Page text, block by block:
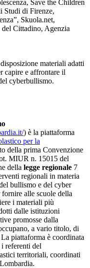
Save the Children
Studi di Firenze,
Skuola.net,
Cittadino, Agenzia
materiali adatti
capire e affrontare il
cyberbullismo.
) è la piattaforma
per la
della prima Convenzione
MIUR n. 15015 del
della legge regionale 7
regionali in materia
bullismo e del cyber
alle scuole della
i materiali più
dalle istituzioni
promosse dalla
a vario titolo, di
piattaforma è coordinata
referenti del
territoriali, coordinati